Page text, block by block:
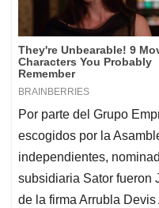
Por parte del Grupo
escogidos por la
independientes,
subsidiaria Sator fueron
de la firma Arrubla